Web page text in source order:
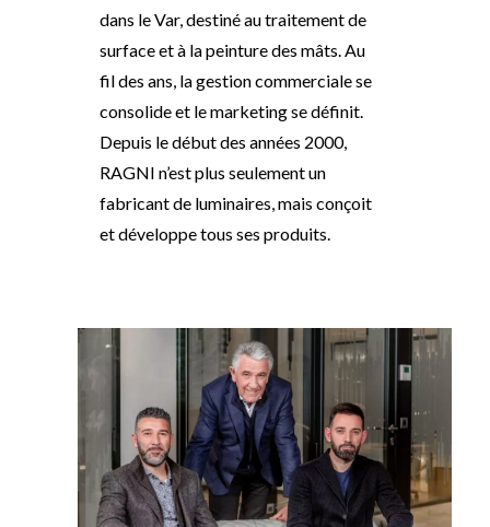
dans le Var, destiné au traitement de
surface et à la peinture des mâts. Au
fil des ans, la gestion commerciale se
consolide et le marketing se définit.
Depuis le début des années 2000,
RAGNI n’est plus seulement un
fabricant de luminaires, mais conçoit
et développe tous ses produits.